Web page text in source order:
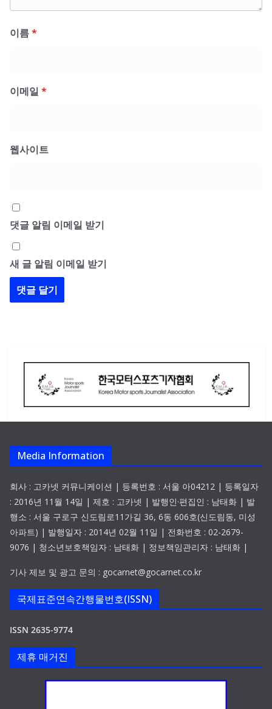
이름*
이메일 *
웹사이트
댓글 알림 이메일 받기
새 글 알림 이메일 받기
Media Information
회사 : 고카넷 커뮤니케이션 | 등록번호 : 서울 아04212 | 등록일자
: 2016년 11월 14일 | 제호 : 고카넷 | 발행인·편집인 : 남태화 | 발
행소 : 서울 구로구 신도림로11가길 36, 6동 606호(신도림동, 미성
아파트) | 발행일자 : 2014년 02월 11일 | 전화번호 : 02-2679-
9076 | 청소년보호책임자 : 남태화 | 정보책임관리자 : 남태화 |
기사 제보 및 광고 문의 : gocarnet@gocarnet.co.kr
국제표준연속간행물번호(ISSN)
ISSN 2635-9774
제휴 매거진